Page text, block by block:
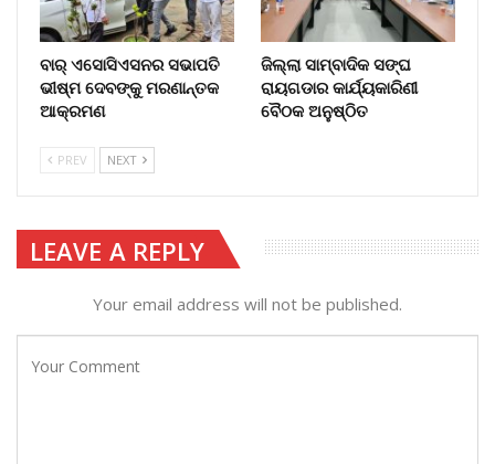
ବାର୍‌ ଏସୋସିଏସନର ସଭାପତି
ଭୀଷ୍ମ ଦେବଙ୍କୁ ମରଣାନ୍ତକ
ଆକ୍ରମଣ
ଜିଲ୍ଲା ସାମ୍ବାଦିକ ସଙ୍ଘ
ରାୟଗଡାର କାର୍ଯ୍ୟକାରିଣୀ
ବୈଠକ ଅନୁଷ୍ଠିତ
PREV NEXT
LEAVE A REPLY
Your email address will not be published.